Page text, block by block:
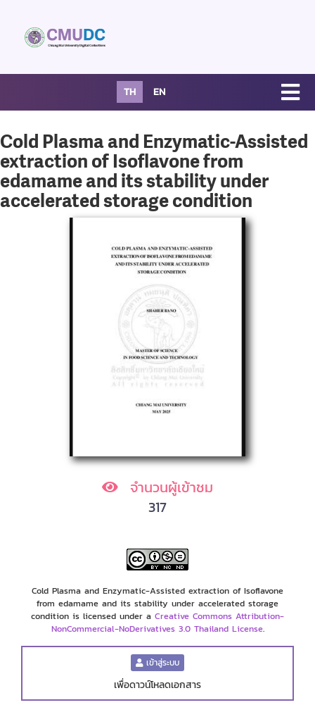
TH EN
Cold Plasma and Enzymatic-Assisted
extraction of Isoflavone from
edamame and its stability under
accelerated storage condition
จำนวนผู้เข้าชม
317
Cold Plasma and Enzymatic-Assisted extraction of Isoflavone
from edamame and its stability under accelerated storage
condition is licensed under a Creative Commons Attribution-
NonCommercial-NoDerivatives 3.0 Thailand License.
เข้าสู่ระบบ
เพื่อดาวน์โหลดเอกสาร